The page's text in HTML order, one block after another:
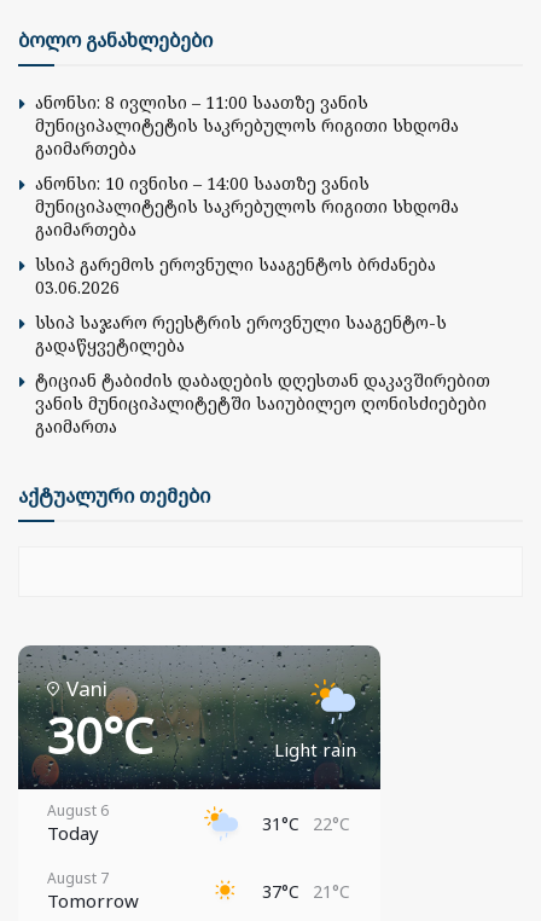
ბოლო განახლებები
ანონსი: 8 ივლისი – 11:00 საათზე ვანის
მუნიციპალიტეტის საკრებულოს რიგითი სხდომა
გაიმართება
ანონსი: 10 ივნისი – 14:00 საათზე ვანის
მუნიციპალიტეტის საკრებულოს რიგითი სხდომა
გაიმართება
სსიპ გარემოს ეროვნული სააგენტოს ბრძანება
03.06.2026
სსიპ საჯარო რეესტრის ეროვნული სააგენტო-ს
გადაწყვეტილება
ტიციან ტაბიძის დაბადების დღესთან დაკავშირებით
ვანის მუნიციპალიტეტში საიუბილეო ღონისძიებები
გაიმართა
აქტუალური თემები
Vani
30°C Light rain
August 6
Today 31°C 22°C
August 7
Tomorrow 37°C 21°C